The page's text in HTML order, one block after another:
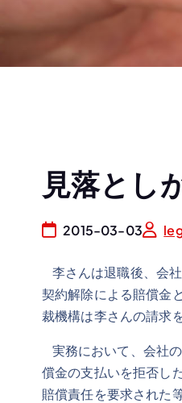
見落とし
2015-03-03
李さんは退職後、会
契約解除による賠償金
裁機構は李さんの請求
実務において、会社
償金の支払いを拒否し
賠償責任を要求された等